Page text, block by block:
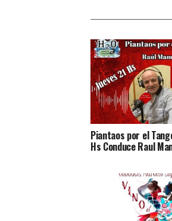
Piantaos por el
Hs Conduce Raul